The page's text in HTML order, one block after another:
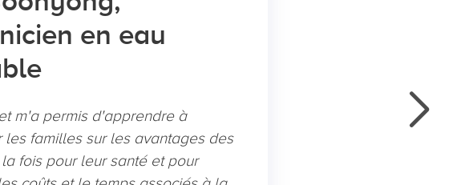
en eau
m'a permis d'apprendre à
les familles sur les avantages des
fois pour leur santé et pour